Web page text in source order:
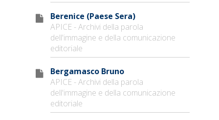
Berenice (Paese Sera)
APICE - Archivi della parola
dell'immagine e della comunicazione
editoriale
Bergamasco Bruno
APICE - Archivi della parola
dell'immagine e della comunicazione
editoriale